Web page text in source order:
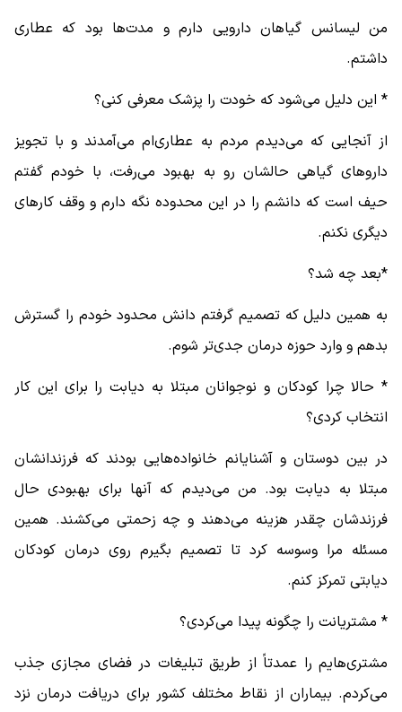
من لیسانس گیاهان دارویی دارم و مدت‌ها بود که عطاری
داشتم.
* این دلیل می‌شود که خودت را پزشک معرفی کنی؟
از آنجایی که می‌دیدم مردم به عطاری‌ام می‌آمدند و با تجویز
داروهای گیاهی حالشان رو به بهبود می‌رفت، با خودم گفتم
حیف است که دانشم را در این محدوده نگه دارم و وقف کارهای
دیگری نکنم.
*بعد چه شد؟
به همین دلیل که تصمیم گرفتم دانش محدود خودم را گسترش
بدهم و وارد حوزه درمان جدی‌تر شوم.
* حالا چرا کودکان و نوجوانان مبتلا به دیابت را برای این کار
انتخاب کردی؟
در بین دوستان و آشنایانم خانواده‌هایی بودند که فرزندانشان
مبتلا به دیابت بود. من می‌دیدم که آنها برای بهبودی حال
فرزندشان چقدر هزینه می‌دهند و چه زحمتی می‌کشند. همین
مسئله مرا وسوسه کرد تا تصمیم بگیرم روی درمان کودکان
دیابتی تمرکز کنم.
* مشتریانت را چگونه پیدا می‌کردی؟
مشتری‌هایم را عمدتاً از طریق تبلیغات در فضای مجازی جذب
می‌کردم. بیماران از نقاط مختلف کشور برای دریافت درمان نزد